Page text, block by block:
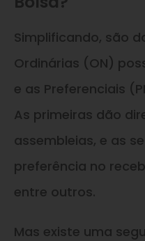
Simplificando, são
Ordinárias (ON)
e as Preferenciais
As primeiras dão
assembleias, e as
preferência no
entre outros.
Mas existe uma